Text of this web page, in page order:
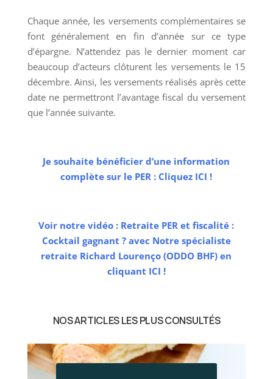
Chaque année, les versements complémentaires se
font généralement en fin d’année sur ce type
d’épargne. N’attendez pas le dernier moment car
beaucoup d’acteurs clôturent les versements le 15
décembre. Ainsi, les versements réalisés après cette
date ne permettront l’avantage fiscal du versement
que l’année suivante.
Je souhaite bénéficier d’une information
complète sur le PER : Cliquez ICI !
Voir notre vidéo : Retraite PER et fiscalité :
Cocktail gagnant ? avec Notre spécialiste
retraite Richard Lourenço (ODDO BHF) en
cliquant ICI !
NOS ARTICLES LES PLUS CONSULTÉS